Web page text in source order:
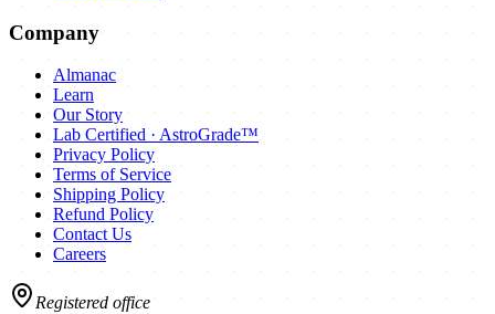
Company
Almanac
Learn
Our Story
Lab Certified · AstroGrade™
Privacy Policy
Terms of Service
Shipping Policy
Refund Policy
Contact Us
Careers
Registered office